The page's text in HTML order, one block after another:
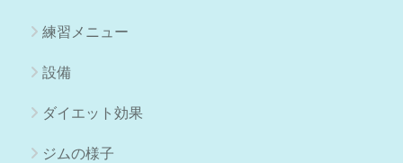
練習メニュー
設備
ダイエット効果
ジムの様子